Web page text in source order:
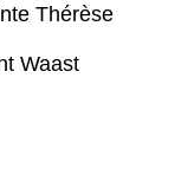
Thérèse
Waast